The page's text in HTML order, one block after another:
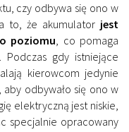
czy odbywa się ono w
to, że akumulator jest
poziomu, co pomaga
gdy istniejące
kierowcom jedynie
odbywało się ono w
elektryczną jest niskie,
specjalnie opracowany